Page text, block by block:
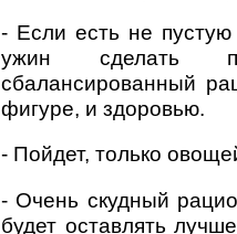
- Если есть не пустую
ужин сделать
сбалансированный
фигуре, и здоровью.
- Пойдет, только
- Очень скудный
будет оставлять